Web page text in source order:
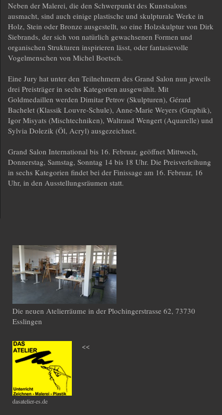
Neben der Malerei, die den Schwerpunkt des Kunstsalons
ausmacht, sind auch einige plastische und skulpturale Werke in
Holz, Stein oder Bronze ausgestellt, so eine Holzskulptur von Dirk
Siebrands, der sich von natürlich gewachsenen Formen und
organischen Strukturen inspirieren lässt, oder fantasievolle
Vogelmenschen von Michel Boetsch.
Eine Jury hat unter den Teilnehmern des Grand Salon nun jeweils
drei Preisträger in sechs Kategorien ausgewählt. Mit
Goldmedaillen werden Dimitar Petrov (Skulpturen), Gérard
Bachelet (Klassik Louvre-Schule), Anne-Marie Weyers (Graphik),
Igor Misyats (Mischtechniken), Waltraud Wengert (Aquarelle) und
Sylvia Dolezik (Öl, Acryl) ausgezeichnet.
Grand Salon International bis 16. Februar, geöffnet Mittwoch,
Donnerstag, Samstag, Sonntag 14 bis 18 Uhr. Die Preisverleihung
in sechs Kategorien findet bei der Finissage am 16. Februar, 16
Uhr, in den Ausstellungsräumen statt.
Die neuen Atelierräume in der Plochingerstrasse 62, 73730
Esslingen
dasatelier-es.de
<<